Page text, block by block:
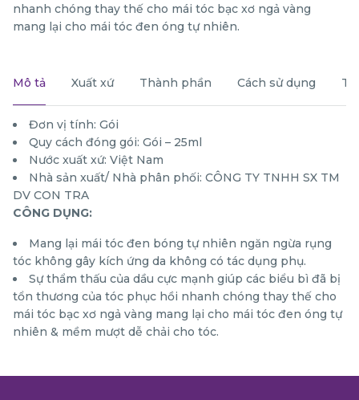
nhanh chóng thay thế cho mái tóc bạc xơ ngả vàng
mang lại cho mái tóc đen óng tự nhiên.
Mô tả Xuất xứ Thành phần Cách sử dụng
Đơn vị tính: Gói
Quy cách đóng gói: Gói – 25ml
Nước xuất xứ: Việt Nam
Nhà sản xuất/ Nhà phân phối: CÔNG TY TNHH SX TM
DV CON TRA
CÔNG DỤNG:
Mang lại mái tóc đen bóng tự nhiên ngăn ngừa rụng
tóc không gây kích ứng da không có tác dụng phụ.
Sự thẩm thấu của dầu cực mạnh giúp các biểu bì đã bị
tổn thương của tóc phục hồi nhanh chóng thay thế cho
mái tóc bạc xơ ngả vàng mang lại cho mái tóc đen óng tự
nhiên & mềm mượt dễ chải cho tóc.